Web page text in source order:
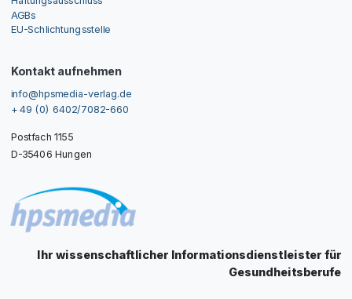
AGBs
EU-Schlichtungsstelle
Kontakt aufnehmen
info@hpsmedia-verlag.de
+ 49 (0) 6402/7082-660
Postfach 1155
D-35406 Hungen
Ihr wissenschaftlicher Informationsdienstleister für
Gesundheitsberufe